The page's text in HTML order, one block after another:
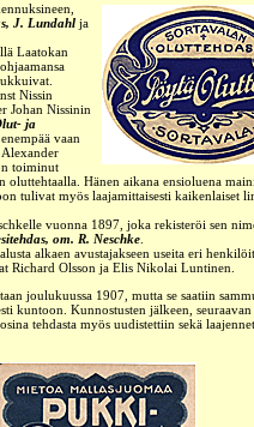
J. Lundahl ja
Laatokan
Nissin
Johan Nissinin
ja
vaan
toiminut
oluttehtaalla. Hänen aikana ensioluena
tulivat myös laajamittaisesti kaikenlaiset
vuonna 1897, joka rekisteröi sen
om. R. Neschke
alkaen avustajakseen useita eri
Richard Olsson ja Elis Nikolai Luntinen.
joulukuussa 1907, mutta se saatiin
kuntoon. Kunnostusten jälkeen,
tehdasta myös uudistettiin sekä